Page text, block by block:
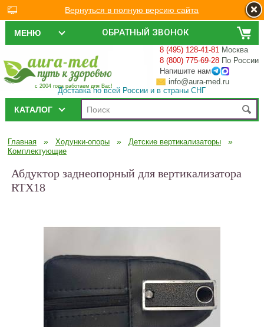
ОБРАТНЫЙ ЗВОНОК
МЕНЮ
с 2004 года работаем для Вас!
8 (495) 128-41-81 Москва
8 (800) 775-69-28 По России
Напишите нам
info@aura-med.ru
Доставка по всей России и в страны СНГ
КАТАЛОГ
Главная » Ходунки-опоры » Детские вертикализаторы »
Комплектующие
Абдуктор заднеопорный для вертикализатора
RTX18
Вернуться в полную версию сайта